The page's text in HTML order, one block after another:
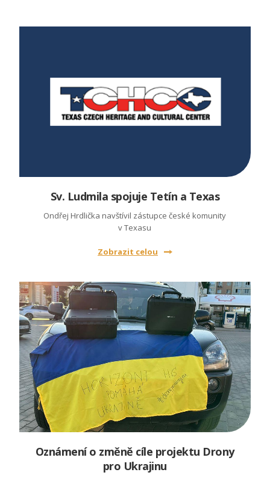
Sv. Ludmila spojuje Tetín a Texas
Ondřej Hrdlička navštívil zástupce české komunity
v Texasu
Zobrazit celou
Oznámení o změně cíle projektu Drony
pro Ukrajinu